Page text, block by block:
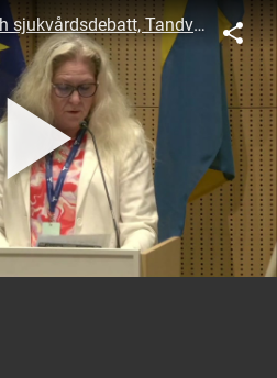
3. Övergripande hälso- och sjukvårdsdebatt, Tandvård